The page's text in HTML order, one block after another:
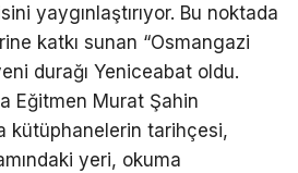
yaygınlaştırıyor. Bu noktada
katkı sunan “Osmangazi
durağı Yeniceabat oldu.
Eğitmen Murat Şahin
kütüphanelerin tarihçesi,
yeri, okuma